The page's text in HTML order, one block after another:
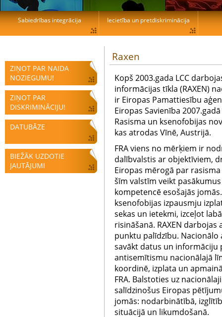
ZIŅOT PAR NAIDA
NOZIEGUMU!
ZIŅOT PAR
DISKRIMINĀCIJU!
DATUBĀZE
BIEŽĀK UZDOTIE
JAUTĀJUMI
Raxen
Kopš 2003.gada LCC
informācijas tīkla (RAXEN)
ir Eiropas Pamattiesību
Eiropas Savienība
Rasisma un ksenofobijas
kas atrodas Vīnē, Austrijā.
FRA viens no mērķiem ir
dalībvalstis ar objektīviem,
Eiropas mērogā par
šīm valstīm veikt
kompetencē esošajās
ksenofobijas izpausmju
sekas un ietekmi, izceļot
risināšanā. RAXEN
punktu palīdzību.
savākt datus un
antisemītismu nacionālajā
koordinē, izplata un
FRA. Balstoties uz
salīdzinošus Eiropas
jomās: nodarbinātībā,
situācijā un likumdošanā.
Sabiedrības integrācija Iecietība un pretdiskriminācija